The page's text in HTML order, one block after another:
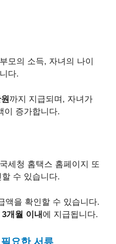
모의 소득, 자녀의 나이
다.
까지 지급되며, 자녀가
이 증가합니다.
세청 홈택스 홈페이지 또
수 있습니다.
액을 확인할 수 있습니다.
3개월 이내 에 지급됩니다.
요한 서류